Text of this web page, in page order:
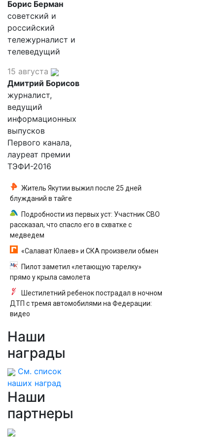
Борис Берман
советский и
российский
тележурналист и
телеведущий
15 августа
Дмитрий Борисов
журналист,
ведущий
информационных
выпусков
Первого канала,
лауреат премии
ТЭФИ-2016
Житель Якутии выжил после 25 дней
блужданий в тайге
Подробности из первых уст: Участник СВО
рассказал, что спасло его в схватке с
медведем
«Салават Юлаев» и СКА произвели обмен
Пилот заметил «летающую тарелку»
прямо у крыла самолета
Шестилетний ребенок пострадал в ночном
ДТП с тремя автомобилями на Федерации:
видео
Наши
награды
См. список
наших наград
Наши
партнеры